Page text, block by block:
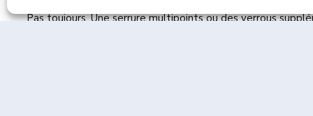
Pas toujours. Une serrure multipoints ou des verrous